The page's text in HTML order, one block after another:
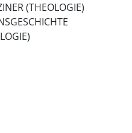
(THEOLOGIE)